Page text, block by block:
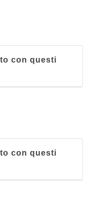
con questi
con questi